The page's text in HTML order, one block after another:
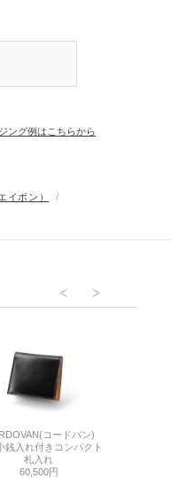
ング例はこちらから
イボン）
/
コードバン)
銭入れ付きコンパクト
札入れ
60,500円